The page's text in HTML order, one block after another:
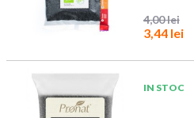
4,00 lei
3,44 lei
IN STOC